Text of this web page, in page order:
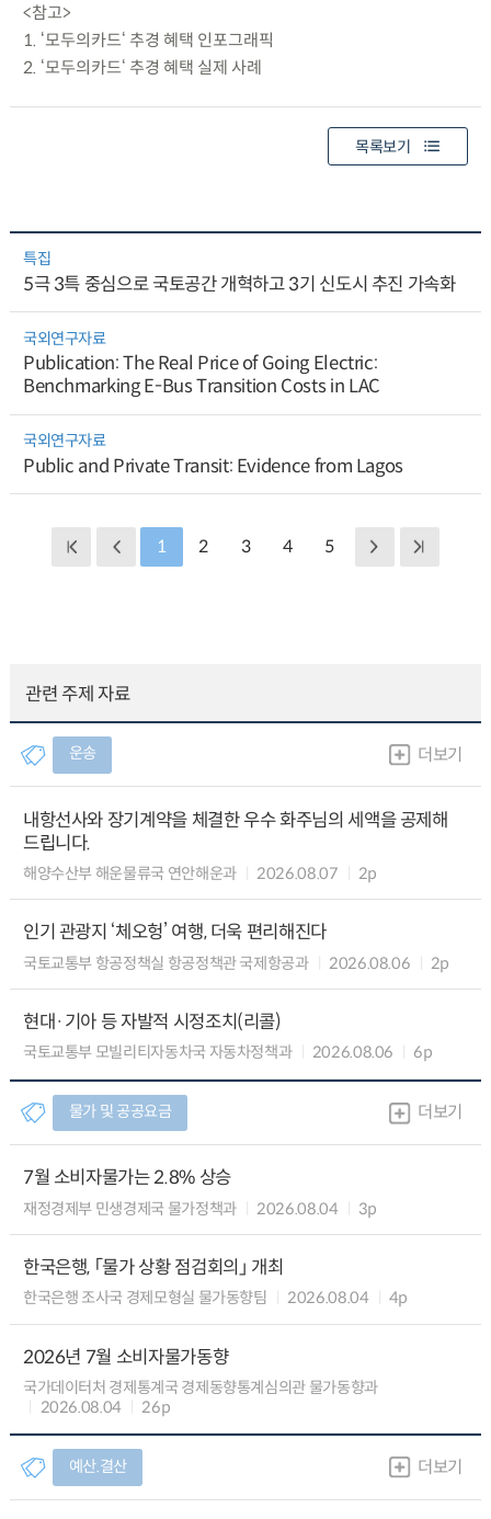
<참고>
1. ‘모두의카드‘ 추경 혜택 인포그래픽
2. ‘모두의카드‘ 추경 혜택 실제 사례
목록보기
특집
5극 3특 중심으로 국토공간 개혁하고 3기 신도시 추진 가속화
국외연구자료
Publication: The Real Price of Going Electric:
Benchmarking E-Bus Transition Costs in LAC
국외연구자료
Public and Private Transit: Evidence from Lagos
1 2 3 4 5
관련 주제 자료
운송 더보기
내항선사와 장기계약을 체결한 우수 화주님의 세액을 공제해
드립니다.
해양수산부 해운물류국 연안해운과 2026.08.07 2p
인기 관광지 ‘체오헝’ 여행, 더욱 편리해진다
국토교통부 항공정책실 항공정책관 국제항공과 2026.08.06 2p
현대·기아 등 자발적 시정조치(리콜)
국토교통부 모빌리티자동차국 자동차정책과 2026.08.06 6p
물가 및 공공요금 더보기
7월 소비자물가는 2.8% 상승
재정경제부 민생경제국 물가정책과 2026.08.04 3p
한국은행, 「물가 상황 점검회의」 개최
한국은행 조사국 경제모형실 물가동향팀 2026.08.04 4p
2026년 7월 소비자물가동향
국가데이터처 경제통계국 경제동향통계심의관 물가동향과
2026.08.04
26p
예산.결산 더보기